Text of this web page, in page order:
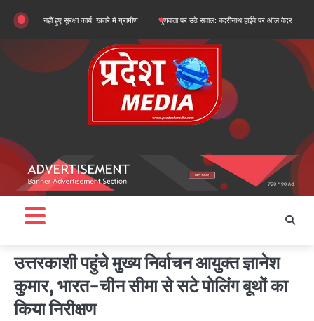
content
नहीं हुए सुरक्षा कार्य, खतरे में ग्रामीण गुणवत्ता पर उठे सवाल: बदरीनाथ हाईवे पर ऑल वेदर रोड के सुधारीकरण
उत्तरकाशी पहुंचे मुख्य निर्वाचन आयुक्त ज्ञानेश
कुमार, भारत-चीन सीमा से सटे पोलिंग बूथों का
किया निरीक्षण